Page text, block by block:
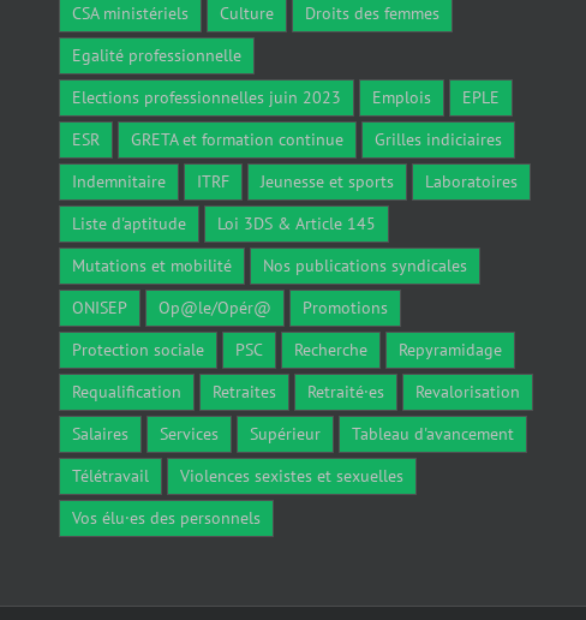
CSA ministériels
Culture
Droits des femmes
Egalité professionnelle
Elections professionnelles juin 2023
Emplois
EPLE
ESR
GRETA et formation continue
Grilles indiciaires
Indemnitaire
ITRF Jeunesse et sports
Laboratoires
Liste d'aptitude
Loi 3DS & Article 145
Mutations et mobilité
Nos publications syndicales
ONISEP
Op@le/Opér@
Promotions
Protection sociale
PSC Recherche
Repyramidage
Requalification
Retraites Retraité·es
Revalorisation
Salaires
Services Supérieur
Tableau d'avancement
Télétravail
Violences sexistes et sexuelles
Vos élu·es des personnels